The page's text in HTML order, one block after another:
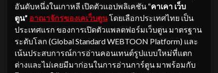
อันดับหนึ่งในเกาหลี เปิดตัวแอปพลิเคชัน “คาเคา เว็บ
ตูน” อาณาจักรของเคเว็บตูนโดยเลือกประเทศไทย เป็น
ประเทศแรก ของการเปิดตัวแพลตฟอร์มเว็บตูน มาตรฐาน
ระดับโลก (Global Standard WEBTOON Platform) และ
เน้นประสบการณ์การอ่านคอนเทนต์รูปแบบใหม่ที่แตก
ต่างและไม่เคยมีมาก่อนในการอ่านการ์ตูน มาพร้อมกับ